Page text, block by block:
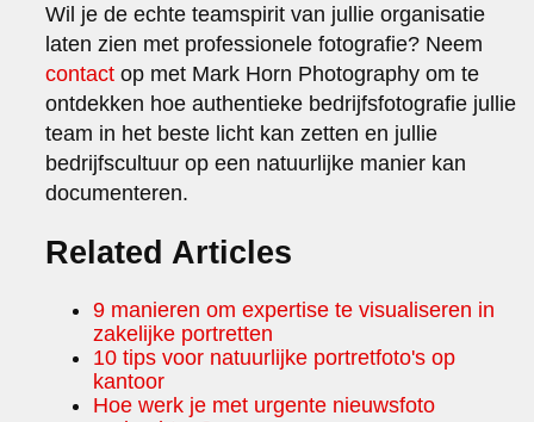
Wil je de echte teamspirit van jullie organisatie
laten zien met professionele fotografie? Neem
contact op met Mark Horn Photography om te
ontdekken hoe authentieke bedrijfsfotografie jullie
team in het beste licht kan zetten en jullie
bedrijfscultuur op een natuurlijke manier kan
documenteren.
Related Articles
9 manieren om expertise te visualiseren in
zakelijke portretten
10 tips voor natuurlijke portretfoto's op
kantoor
Hoe werk je met urgente nieuwsfoto